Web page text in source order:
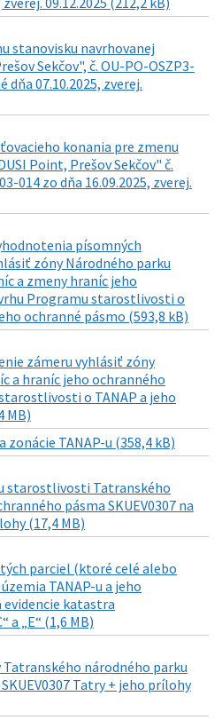
stanovisku navrhovanej
Sekčov", č. OU-PO-OSZP3-
dňa 07.10.2025, zverej.
konania pre zmenu
Point, Prešov Sekčov" č.
014 zo dňa 16.09.2025, zverej.
písomných
zóny Národného parku
a zmeny hraníc jeho
Programu starostlivosti o
ochranné pásmo (593,8 kB)
zámeru vyhlásiť zóny
a hraníc jeho ochranného
o TANAP a jeho
MB)
zonácie TANAP-u (358,4 kB)
starostlivosti Tatranského
pásma SKUEV0307 na
(17,4 MB)
parciel (ktoré celé alebo
TANAP-u a jeho
katastra
„E“ (1,6 MB)
národného parku
Tatry + jeho prílohy